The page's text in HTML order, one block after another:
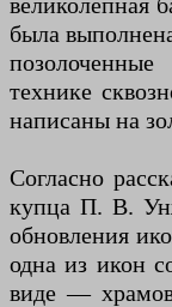
была
технике
написаны на
Согласно
купца П. В.
обновления
одна из икон
виде —